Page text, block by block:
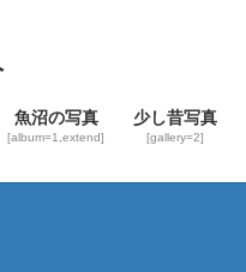
魚沼の写真
[album=1,extend]
少し昔写真
[gallery=2]